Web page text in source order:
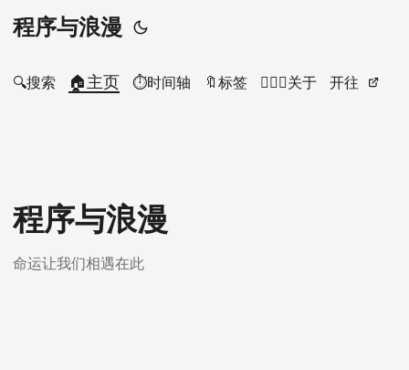
程序与浪漫
🔍搜索 🏠主页 ⏱时间轴 🔖标签 🙋🏻‍♂️关于 开往
程序与浪漫
命运让我们相遇在此